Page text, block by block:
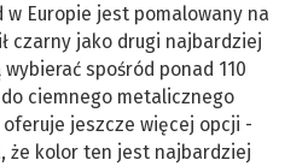
w Europie jest pomalowany na
czarny jako drugi najbardziej
spośród ponad 110
ciemnego metalicznego
jeszcze więcej opcji -
że ​​kolor ten jest najbardziej